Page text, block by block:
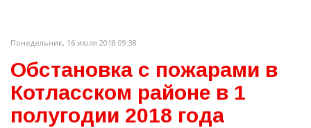
Понедельник, 16 июля 2018 09:38
Обстановка с пожарами в
Котласском районе в 1
полугодии 2018 года